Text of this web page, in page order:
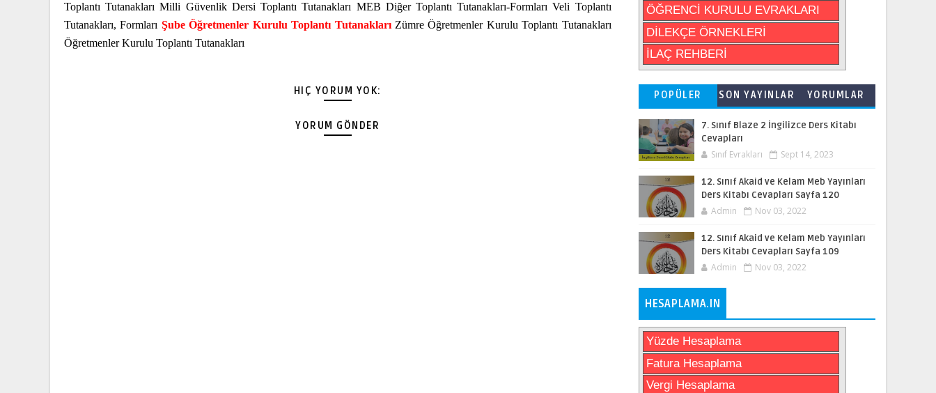
Toplantı Tutanakları Milli Güvenlik Dersi Toplantı Tutanakları MEB Diğer Toplantı Tutanakları-Formları Veli Toplantı
Tutanakları, Formları Şube Öğretmenler Kurulu Toplantı TutanaklarıZümre Öğretmenler Kurulu Toplantı Tutanakları
Öğretmenler Kurulu Toplantı Tutanakları
HIÇ YORUM YOK:
YORUM GÖNDER
ÖĞRENCİ KURULU EVRAKLARI
DİLEKÇE ÖRNEKLERİ
İLAÇ REHBERİ
POPÜLER SON YAYINLAR YORUMLAR
7. Sınıf Blaze 2 İngilizce Ders Kitabı
Cevapları
Sınıf Evrakları Sept 14, 2023
12. Sınıf Akaid ve Kelam Meb Yayınları
Ders Kitabı Cevapları Sayfa 120
Admin Nov 03, 2022
12. Sınıf Akaid ve Kelam Meb Yayınları
Ders Kitabı Cevapları Sayfa 109
Admin Nov 03, 2022
HESAPLAMA.IN
Yüzde Hesaplama
Fatura Hesaplama
Vergi Hesaplama